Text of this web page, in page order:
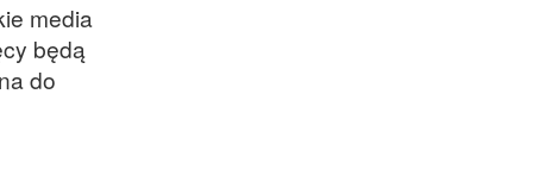
media
będą
do